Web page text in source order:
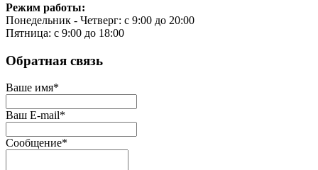
Режим работы:
Понедельник - Четверг: с 9:00 до 20:00
Пятница: с 9:00 до 18:00
Обратная связь
Ваше имя*
Ваш E-mail*
Сообщение*